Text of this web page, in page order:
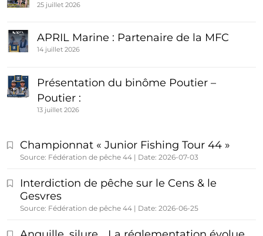
25 juillet 2026
APRIL Marine : Partenaire de la MFC
14 juillet 2026
Présentation du binôme Poutier –
Poutier :
13 juillet 2026
Championnat « Junior Fishing Tour 44 »
Source: Fédération de pêche 44 Date: 2026-07-03
Interdiction de pêche sur le Cens & le
Gesvres
Source: Fédération de pêche 44 Date: 2026-06-25